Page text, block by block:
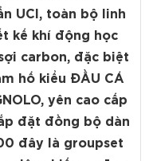
UCI, toàn bộ linh
kế khí động học
carbon, đặc biệt
hố kiểu ĐẦU CÁ
yên cao cấp
đặt đồng bộ dàn
đây là groupset